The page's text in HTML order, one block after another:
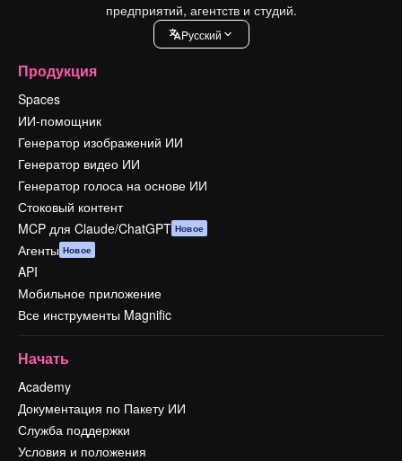
предприятий, агентств и студий.
Pусский
Продукция
Spaces
ИИ-помощник
Генератор изображений ИИ
Генератор видео ИИ
Генератор голоса на основе ИИ
Стоковый контент
MCP для Claude/ChatGPT Новое
Агенты Новое
API
Мобильное приложение
Все инструменты Magnific
Начать
Academy
Документация по Пакету ИИ
Служба поддержки
Условия и положения